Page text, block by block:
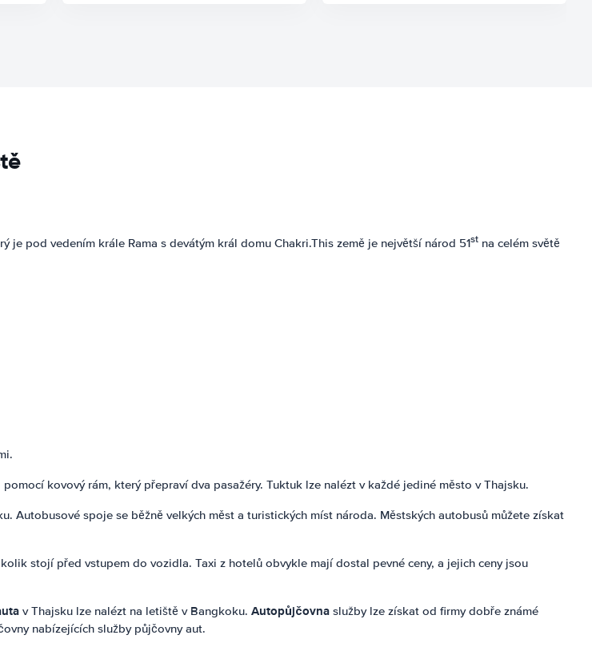
pod vedením krále Rama s devátým král domu Chakri.This země je největší národ 51st na celém světě
kovový rám, který přepraví dva pasažéry. Tuktuk lze nalézt v každé jediné město v Thajsku.
Autobusové spoje se běžně velkých měst a turistických míst národa. Městských autobusů můžete získat
stojí před vstupem do vozidla. Taxi z hotelů obvykle mají dostal pevné ceny, a jejich ceny jsou
v Thajsku lze nalézt na letiště v Bangkoku. Autopůjčovna služby lze získat od firmy dobře známé
nabízejících služby půjčovny aut.